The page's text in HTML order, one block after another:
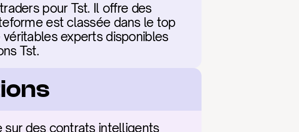
pour Tst. Il offre des
est classée dans le top
experts disponibles
Tst.
des contrats intelligents